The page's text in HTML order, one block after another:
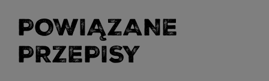
POWIĄZANE
PRZEPISY